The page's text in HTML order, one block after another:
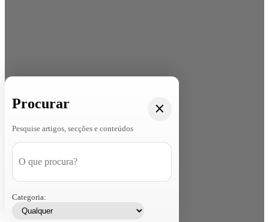
Procurar
Pesquise artigos, secções e conteúdos
Categoria: